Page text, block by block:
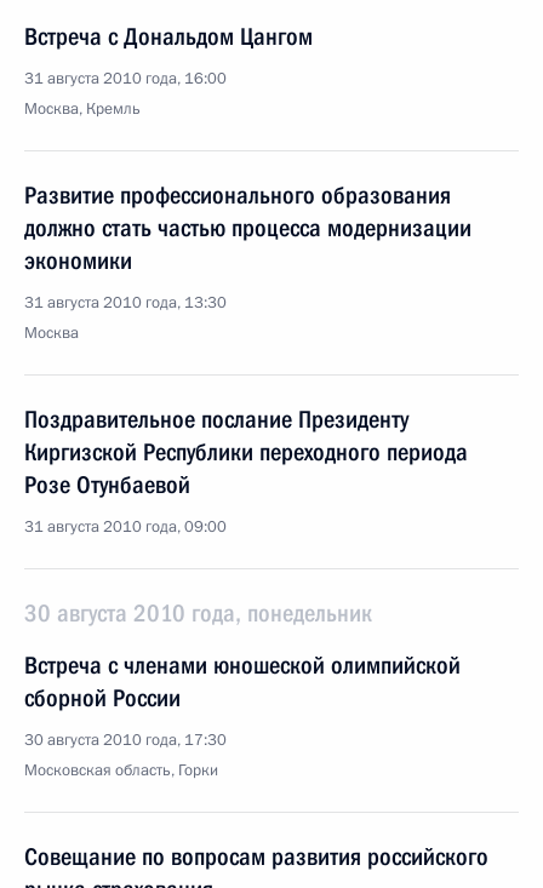
Встреча с Дональдом Цангом
31 августа 2010 года, 16:00
Москва, Кремль
Развитие профессионального образования
должно стать частью процесса модернизации
экономики
31 августа 2010 года, 13:30
Москва
Поздравительное послание Президенту
Киргизской Республики переходного периода
Розе Отунбаевой
31 августа 2010 года, 09:00
30 августа 2010 года, понедельник
Встреча с членами юношеской олимпийской
сборной России
30 августа 2010 года, 17:30
Московская область, Горки
Совещание по вопросам развития российского